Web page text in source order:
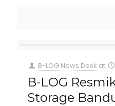
B-LOG News Desk at
B-LOG
Storage